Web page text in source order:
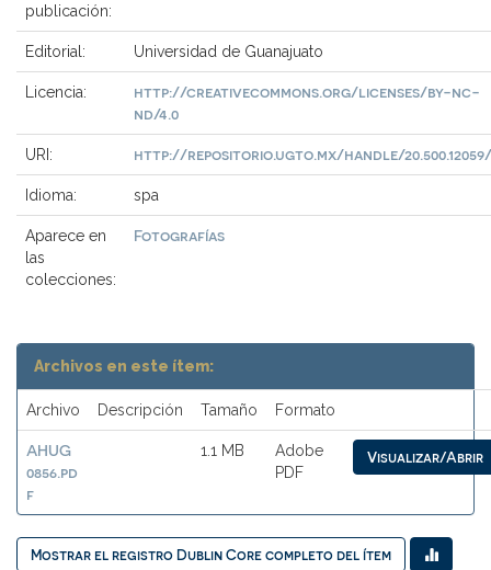
publicación:
Editorial: Universidad de Guanajuato
Licencia:
http://creativecommons.org/licenses/by-nc-
nd/4.0
URI: http://repositorio.ugto.mx/handle/20.500.12059/
Idioma: spa
Aparece en
las
colecciones:
Fotografías
Archivos en este ítem:
Archivo Descripción Tamaño Formato
AHUG
0856.pd
f
1.1 MB
Adobe
PDF
Visualizar/Abrir
Mostrar el registro Dublin Core completo del ítem